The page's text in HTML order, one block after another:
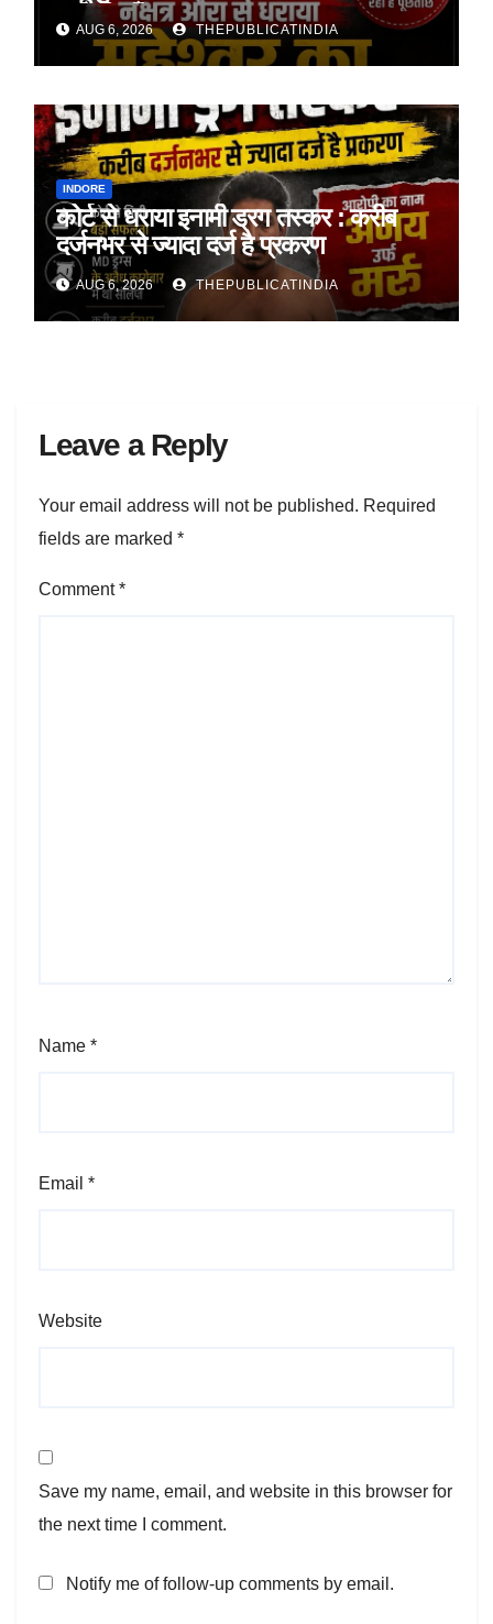
अय्याशियाँ
AUG 6, 2026 THEPUBLICATINDIA
INDORE
कोर्ट से धराया इनामी ड्रग तस्कर : करीब
दर्जनभर से ज्यादा दर्ज है प्रकरण
AUG 6, 2026 THEPUBLICATINDIA
Leave a Reply
Your email address will not be published. Required
fields are marked *
Comment*
Name *
Email *
Website
Save my name, email, and website in this browser for
the next time I comment.
Notify me of follow-up comments by email.